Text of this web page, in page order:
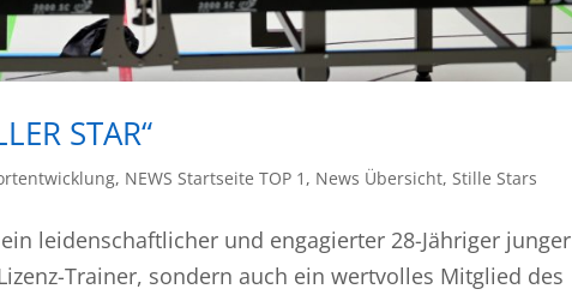
STAR“
, NEWS Startseite TOP 1 , News Übersicht, Stille Stars
leidenschaftlicher und engagierter 28-Jähriger junger
Trainer, sondern auch ein wertvolles Mitglied des